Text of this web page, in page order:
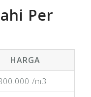
Per
HARGA
/m3